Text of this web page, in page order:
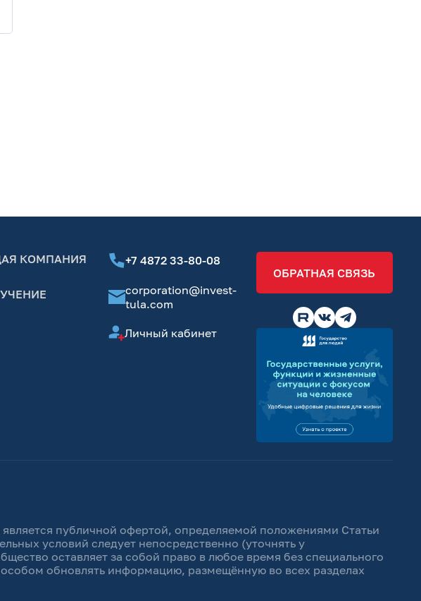
КОМПАНИЯ +7 4872 33-80-08
corporation@invest-
tula.com
Личный кабинет
ОБРАТНАЯ СВЯЗЬ
публичной офертой, определяемой положениями Статьи
условий следует непосредственно (уточнять у
оставляет за собой право в любое время без специального
обновлять информацию, размещённую во всех разделах